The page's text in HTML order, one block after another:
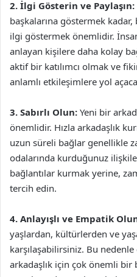
2. İlgi Gösterin ve Paylaşın:
başkalarına göstermek kadar,
ilgi göstermek önemlidir.
anlayan kişilere daha kolay
aktif bir katılımcı olmak ve
anlamlı etkileşimlere yol
3. Sabırlı Olun: Yeni bir
önemlidir. Hızla arkadaşlık
uzun süreli bağlar genellikle
odalarında kurduğunuz
bağlantılar kurmak yerine,
tercih edin.
4. Anlayışlı ve Empatik
yaşlardan, kültürlerden ve
karşılaşabilirsiniz. Bu nedenle
arkadaşlık için çok önemli bir